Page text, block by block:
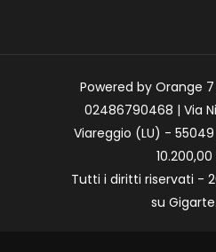
Powered by Orange 7
02486790468 | Via
Viareggio (LU) -
10.200,00
Tutti i diritti riservati -
su